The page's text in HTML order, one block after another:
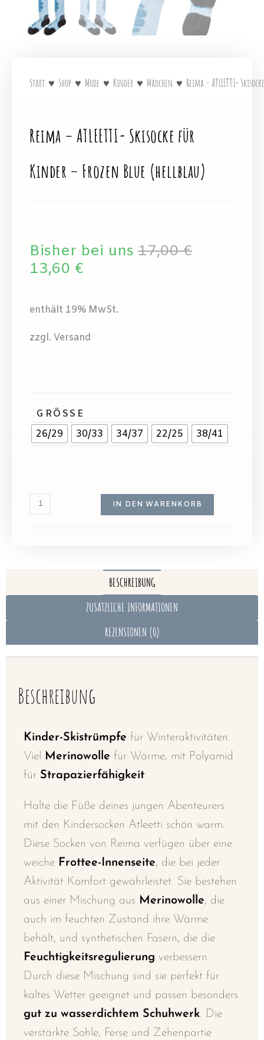
Start ♥ Shop ♥ Mode ♥ Kinder ♥ Mädchen ♥ Reima – ATLEETTI-
Reima – ATLEETTI- Skisocke für
Kinder – Frozen Blue (hellblau)
Bisher bei uns 17,00€
13,60 €
enthält 19% MwSt.
zzgl. Versand
GRÖSSE
26/29
30/33 34/37 22/25 38/41
IN DEN WARENKORB
BESCHREIBUNG
ZUSÄTZLICHE INFORMATIONEN
REZENSIONEN (0)
Beschreibung
Kinder-Skistrümpfe für Winteraktivitäten.
Viel Merinowolle für Wärme, mit Polyamid
für Strapazierfähigkeit.
Halte die Füße deines jungen Abenteurers
mit den Kindersocken Atleetti schön warm.
Diese Socken von Reima verfügen über eine
weiche Frottee-Innenseite, die bei jeder
Aktivität Komfort gewährleistet. Sie bestehen
aus einer Mischung aus Merinowolle, die
auch im feuchten Zustand ihre Wärme
behält, und synthetischen Fasern, die die
Feuchtigkeitsregulierung verbessern.
Durch diese Mischung sind sie perfekt für
kaltes Wetter geeignet und passen besonders
gut zu wasserdichtem Schuhwerk. Die
verstärkte Sohle, Ferse und Zehenpartie